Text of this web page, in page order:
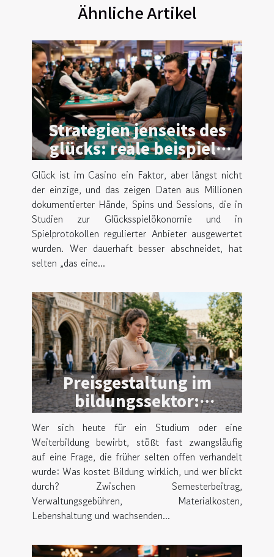
Ähnliche Artikel
Strategien jenseits des
glücks: reale beispiele
erfolgreicher casino-
taktiken
Glück ist im Casino ein Faktor, aber längst nicht
der einzige, und das zeigen Daten aus Millionen
dokumentierter Hände, Spins und Sessions, die in
Studien zur Glücksspielökonomie und in
Spielprotokollen regulierter Anbieter ausgewertet
wurden. Wer dauerhaft besser abschneidet, hat
selten „das eine...
Preisgestaltung im
bildungssektor:
transparenz oder
verwirrung für
bewerber?
Wer sich heute für ein Studium oder eine
Weiterbildung bewirbt, stößt fast zwangsläufig
auf eine Frage, die früher selten offen verhandelt
wurde: Was kostet Bildung wirklich, und wer blickt
durch? Zwischen Semesterbeitrag,
Verwaltungsgebühren, Materialkosten,
Lebenshaltung und wachsenden...